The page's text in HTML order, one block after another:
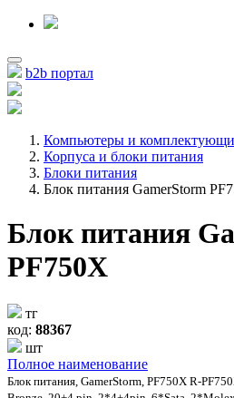
b2b портал
Компьютеры и
Корпуса и блоки питания
Блоки питания
Блок питания GamerStorm
Блок питания
PF750X
тг
код: 88367
шт
Полное наименование
Блок питания, GamerStorm, PF750X R-